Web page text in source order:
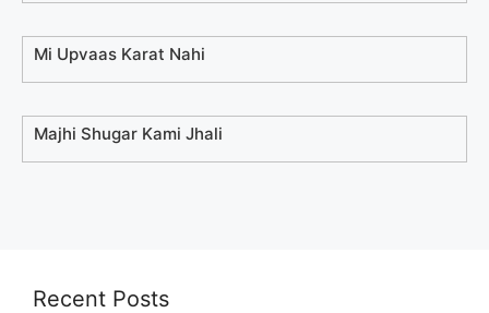
Mi Upvaas Karat Nahi
Majhi Shugar Kami Jhali
Recent Posts